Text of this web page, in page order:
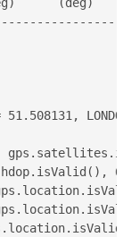
(deg)